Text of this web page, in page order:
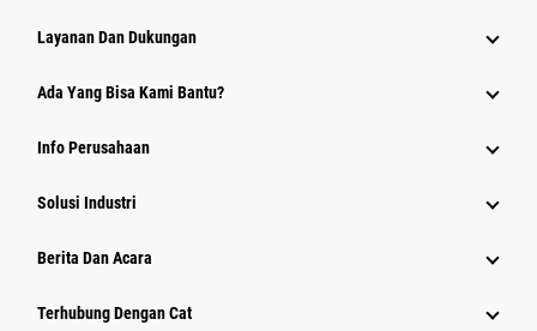
Layanan Dan Dukungan
Ada Yang Bisa Kami Bantu?
Info Perusahaan
Solusi Industri
Berita Dan Acara
Terhubung Dengan Cat